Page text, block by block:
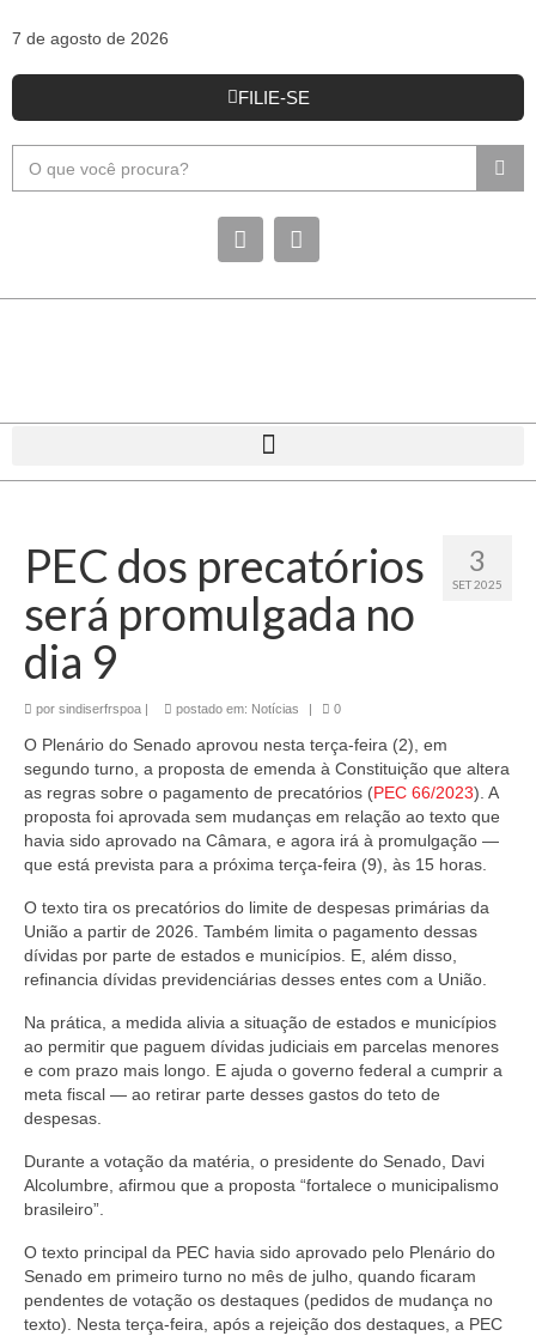
7 de agosto de 2026
FILIE-SE
3
SET 2025
PEC dos precatórios
será promulgada no
dia 9
por sindiserfrspoa | postado em: Notícias | 0
O Plenário do Senado aprovou nesta terça-feira (2), em
segundo turno, a proposta de emenda à Constituição que altera
as regras sobre o pagamento de precatórios (PEC 66/2023). A
proposta foi aprovada sem mudanças em relação ao texto que
havia sido aprovado na Câmara, e agora irá à promulgação —
que está prevista para a próxima terça-feira (9), às 15 horas.
O texto tira os precatórios do limite de despesas primárias da
União a partir de 2026. Também limita o pagamento dessas
dívidas por parte de estados e municípios. E, além disso,
refinancia dívidas previdenciárias desses entes com a União.
Na prática, a medida alivia a situação de estados e municípios
ao permitir que paguem dívidas judiciais em parcelas menores
e com prazo mais longo. E ajuda o governo federal a cumprir a
meta fiscal — ao retirar parte desses gastos do teto de
despesas.
Durante a votação da matéria, o presidente do Senado, Davi
Alcolumbre, afirmou que a proposta “fortalece o municipalismo
brasileiro”.
O texto principal da PEC havia sido aprovado pelo Plenário do
Senado em primeiro turno no mês de julho, quando ficaram
pendentes de votação os destaques (pedidos de mudança no
texto). Nesta terça-feira, após a rejeição dos destaques, a PEC